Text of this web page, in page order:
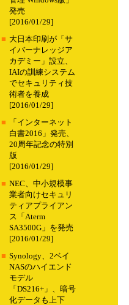
発売
[2016/01/29]
■ 大日本印刷が「サ
イバーナレッジア
カデミー」設立、
IAIの訓練システム
でセキュリティ技
術者を養成
[2016/01/29]
■
「インターネット
白書2016」発売、
20周年記念の特別
版
[2016/01/29]
■ NEC、中小規模事
業者向けセキュリ
ティアプライアン
ス「Aterm
SA3500G」を発売
[2016/01/29]
■ Synology、2ベイ
NASのハイエンド
モデル
「DS216+」、暗号
化データも上下